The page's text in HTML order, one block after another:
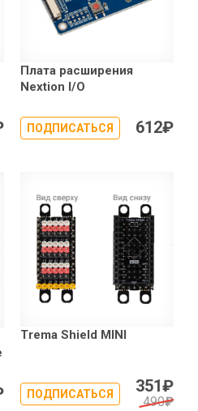
Плата расширения
Nextion I/O
ПОДПИСАТЬСЯ 612₽
Trema Shield MINI
ПОДПИСАТЬСЯ 351₽
490₽